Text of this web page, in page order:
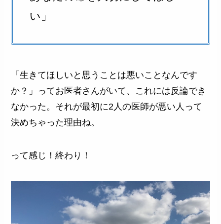
い」
「生きてほしいと思うことは悪いことなんです
か？」ってお医者さんがいて、これには反論でき
なかった。それが最初に2人の医師が悪い人って
決めちゃった理由ね。
って感じ！終わり！